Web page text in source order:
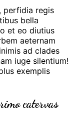
perfidia regis
bella
et eo diutius
aeternam
ad clades
iuge silentium!
exemplis
catervas